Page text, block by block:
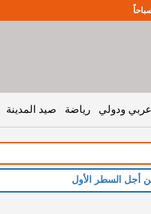
عربي ودولي رياضة صيد المدينة